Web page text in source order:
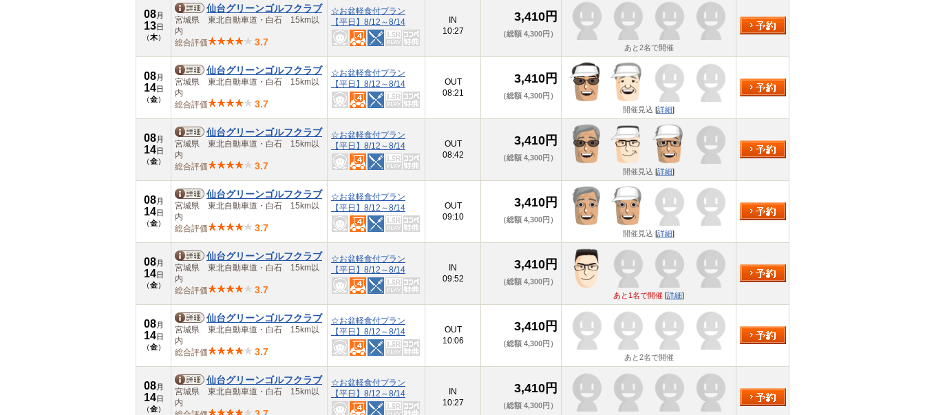
08月
13日
（木）
仙台グリーンゴルフクラブ
宮城県 東北自動車道・白石 15km以
内
総合評価
3.7
☆お盆軽食付プラン
【平日】8/12～8/14
IN
10:27
3,410円
（総額 4,300円）
あと2名で開催
08月
14日
（金）
仙台グリーンゴルフクラブ
宮城県 東北自動車道・白石 15km以
内
総合評価
3.7
☆お盆軽食付プラン
【平日】8/12～8/14
OUT
08:21
3,410円
（総額 4,300円）
開催見込 [詳細]
08月
14日
（金）
仙台グリーンゴルフクラブ
宮城県 東北自動車道・白石 15km以
内
総合評価
3.7
☆お盆軽食付プラン
【平日】8/12～8/14
OUT
08:42
3,410円
（総額 4,300円）
開催見込 [詳細]
08月
14日
（金）
仙台グリーンゴルフクラブ
宮城県 東北自動車道・白石 15km以
内
総合評価
3.7
☆お盆軽食付プラン
【平日】8/12～8/14
OUT
09:10
3,410円
（総額 4,300円）
開催見込 [詳細]
08月
14日
（金）
仙台グリーンゴルフクラブ
宮城県 東北自動車道・白石 15km以
内
総合評価
3.7
☆お盆軽食付プラン
【平日】8/12～8/14
IN
09:52
3,410円
（総額 4,300円）
あと1名で開催 [詳細]
08月
14日
（金）
仙台グリーンゴルフクラブ
宮城県 東北自動車道・白石 15km以
内
総合評価
3.7
☆お盆軽食付プラン
【平日】8/12～8/14
OUT
10:06
3,410円
（総額 4,300円）
あと2名で開催
08月
14日
（金）
仙台グリーンゴルフクラブ
宮城県 東北自動車道・白石 15km以
内
☆お盆軽食付プラン
【平日】8/12～8/14
IN
10:27
3,410円
（総額 4,300円）